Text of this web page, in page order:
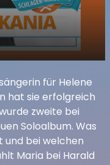
Marathon
34:55
für Helene
hat sie erfolgreich
zweite bei
Soloalbum. Was
und bei welchen
Maria bei Harald